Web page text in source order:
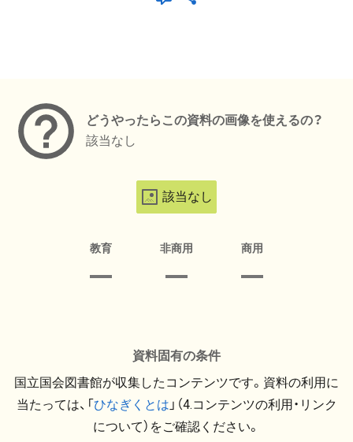
どうやったらこの資料の画像を使えるの？
該当なし
該当なし
教育 非商用 商用
資料固有の条件
国立国会図書館が収集したコンテンツです。資料の利用に
当たっては、「ひなぎくとは 」（4.コンテンツの利用・リンク
について）をご確認ください。